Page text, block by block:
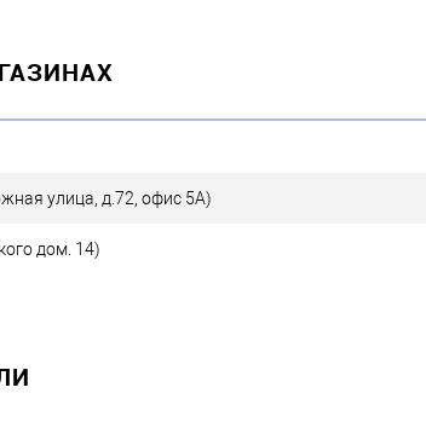
есть
портов
улица, д.72, офис 5А)
дом. 14)